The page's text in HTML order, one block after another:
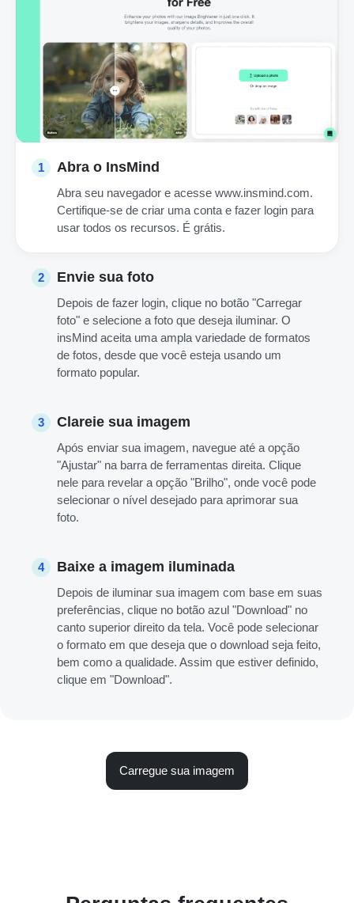
1 Abra o InsMind
Abra seu navegador e acesse www.insmind.com.
Certifique-se de criar uma conta e fazer login para
usar todos os recursos. É grátis.
2 Envie sua foto
Depois de fazer login, clique no botão "Carregar
foto" e selecione a foto que deseja iluminar. O
insMind aceita uma ampla variedade de formatos
de fotos, desde que você esteja usando um
formato popular.
3 Clareie sua imagem
Após enviar sua imagem, navegue até a opção
"Ajustar" na barra de ferramentas direita. Clique
nele para revelar a opção "Brilho", onde você pode
selecionar o nível desejado para aprimorar sua
foto.
4 Baixe a imagem iluminada
Depois de iluminar sua imagem com base em suas
preferências, clique no botão azul "Download" no
canto superior direito da tela. Você pode selecionar
o formato em que deseja que o download seja feito,
bem como a qualidade. Assim que estiver definido,
clique em "Download".
Carregue sua imagem